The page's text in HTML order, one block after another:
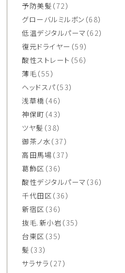
予防美髪（72）
グローバルミルボン （68）
低温デジタルパーマ （62）
復元ドライヤー （59）
酸性ストレート （56）
薄毛（55）
ヘッドスパ（53）
浅草橋 （46）
神保町 （43）
ツヤ髪 （38）
御茶ノ水（37）
高田馬場（37）
葛飾区 （36）
酸性デジタルパーマ （36）
千代田区（36）
新宿区 （36）
抜毛.新小岩（35）
台東区 （35）
髪 （33）
サラサラ （27）